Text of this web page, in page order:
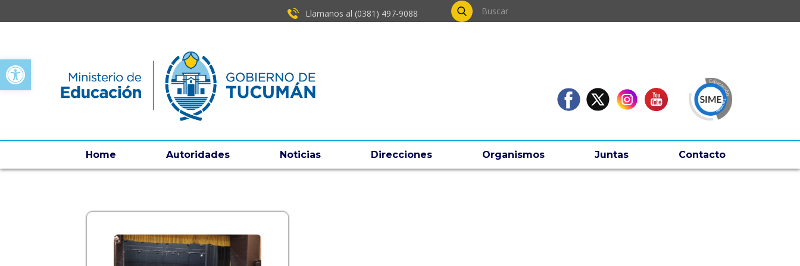
Open toolbar
Llamanos al (0381) ​497-9088
Home Autoridades Noticias Direcciones Organismos Juntas Contacto